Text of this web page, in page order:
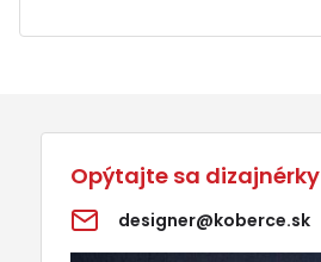
Opýtajte sa dizajnérky
designer@koberce.sk